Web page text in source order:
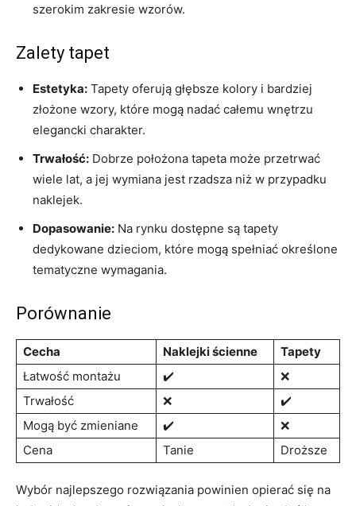
szerokim zakresie wzorów.
Zalety tapet
Estetyka: Tapety ​oferują głębsze kolory i bardziej‌
złożone wzory, które mogą nadać ⁣całemu wnętrzu
elegancki ⁤charakter.
Trwałość: Dobrze ​położona tapeta może⁤ przetrwać
wiele lat, a jej wymiana ‍jest rzadsza niż w⁢ przypadku
naklejek.
Dopasowanie: Na rynku dostępne są⁣ tapety
dedykowane dzieciom, które ‍mogą spełniać określone
tematyczne⁢ wymagania.
Porównanie
Cecha Naklejki‌ ścienne
Tapety
Łatwość montażu
✔️
❌
Trwałość
❌
✔️
Mogą być‍ zmieniane
✔️
❌
Cena
Tanie Droższe
Wybór najlepszego rozwiązania powinien opierać‌ się‌ na